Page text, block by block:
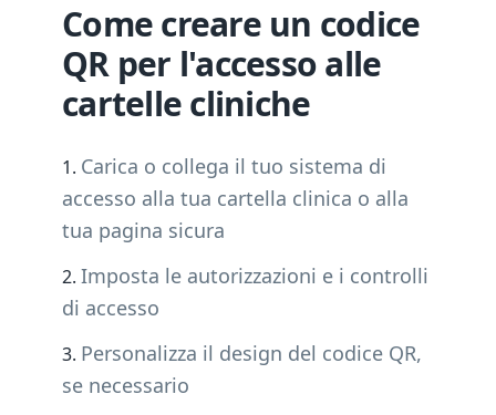
Come creare un codice
QR per l'accesso alle
cartelle cliniche
Carica o collega il tuo sistema di
accesso alla tua cartella clinica o alla
tua pagina sicura
Imposta le autorizzazioni e i controlli
di accesso
Personalizza il design del codice QR,
se necessario